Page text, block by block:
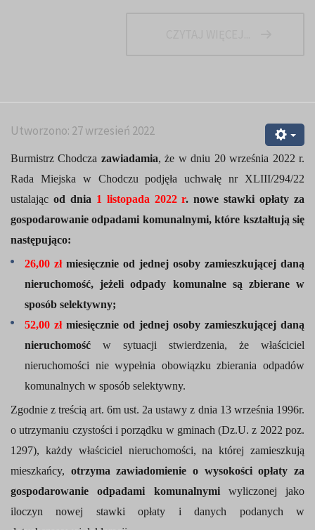
Utworzono: 27 wrzesień 2022
Burmistrz Chodcza zawiadamia,że w dniu 20 września 2022 r.
Rada Miejska w Chodczu podjęła uchwałęnr XLIII/294/22
ustalając od dnia 1 listopada 2022 r. nowe stawki opłaty za
gospodarowanie odpadami komunalnymi,które kształtują się
następująco:
26,00 zł miesięcznie od jednej osoby zamieszkującej daną
nieruchomość,jeżeli odpady komunalne są zbierane w
sposób selektywny;
52,00 zł miesięcznie od jednej osoby zamieszkującej daną
nieruchomość w sytuacji stwierdzenia, że właściciel
nieruchomości nie wypełnia obowiązku zbierania odpadów
komunalnych w sposób selektywny.
Zgodnie z treścią art. 6m ust. 2a ustawyz dnia 13 września 1996r.
o utrzymaniu czystości i porządku w gminach(Dz.U. z 2022 poz.
1297), każdy właściciel nieruchomości, na której zamieszkują
mieszkańcy, otrzyma zawiadomienie o wysokości opłaty za
gospodarowanie odpadami komunalnymi wyliczonej jako
iloczyn nowej stawki opłaty i danych podanych w